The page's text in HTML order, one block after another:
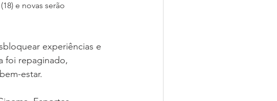
e novas serão
experiências e
foi repaginado,
estar.